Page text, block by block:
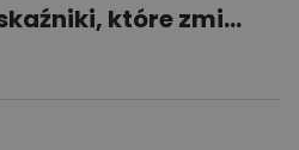
które zmi...